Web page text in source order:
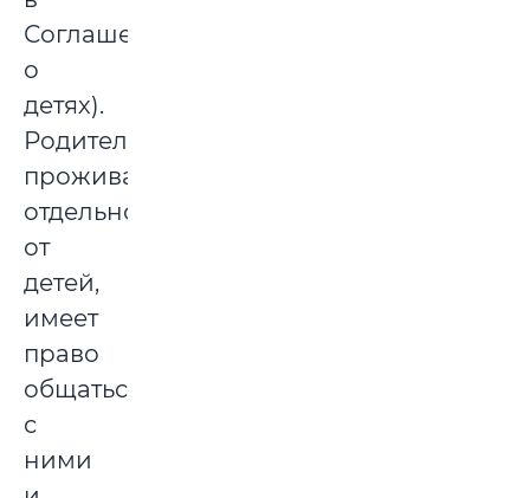
Соглашении
о
детях).
Родитель,
проживающий
отдельно
от
детей,
имеет
право
общаться
с
ними